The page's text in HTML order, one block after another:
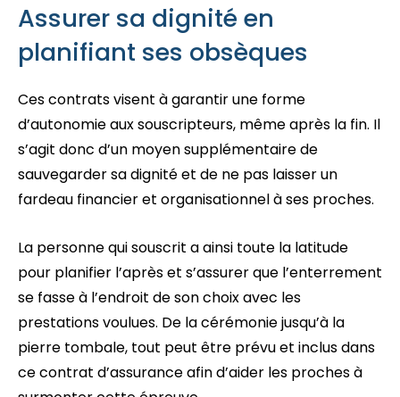
Assurer sa dignité en
planifiant ses obsèques
Ces contrats visent à garantir une forme
d’autonomie aux souscripteurs, même après la fin. Il
s’agit donc d’un moyen supplémentaire de
sauvegarder sa dignité et de ne pas laisser un
fardeau financier et organisationnel à ses proches.
La personne qui souscrit a ainsi toute la latitude
pour planifier l’après et s’assurer que l’enterrement
se fasse à l’endroit de son choix avec les
prestations voulues. De la cérémonie jusqu’à la
pierre tombale, tout peut être prévu et inclus dans
ce contrat d’assurance afin d’aider les proches à